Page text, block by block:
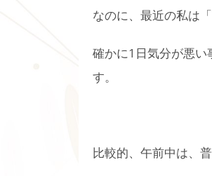
なのに、最近の私は
確かに1日気分が悪い
す。
比較的、午前中は、